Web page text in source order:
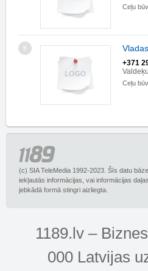
Ceļu
9
+371
Ceļu
(c) SIA TeleMedia 1992-2023. Šīs datu
iekļautās informācijas, vai informācijas
jebkādā formā stingri aizliegta.
1189.lv –
000 Latvijas